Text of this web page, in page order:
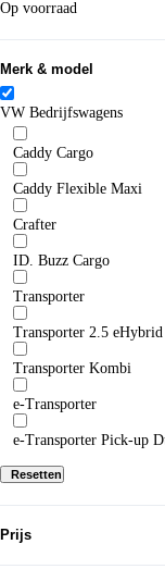
Op voorraad
Merk & model
VW Bedrijfswagens
Caddy Cargo
Caddy Flexible Maxi
Crafter
ID. Buzz Cargo
Transporter
Transporter 2.5 eHybrid
Transporter Kombi
e-Transporter
e-Transporter Pick-up
Resetten
Prijs